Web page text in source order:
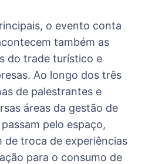
o evento conta
também as
do trade turístico e
Ao longo dos três
de palestrantes e
áreas da gestão de
pelo espaço,
de troca de experiências
para o consumo de